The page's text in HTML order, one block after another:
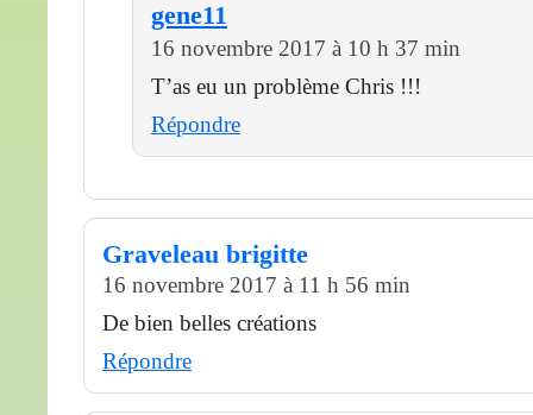
gene11
16 novembre 2017 à 10 h 37 min
T’as eu un problème Chris !!!
Répondre
Graveleau brigitte
16 novembre 2017 à 11 h 56 min
De bien belles créations
Répondre